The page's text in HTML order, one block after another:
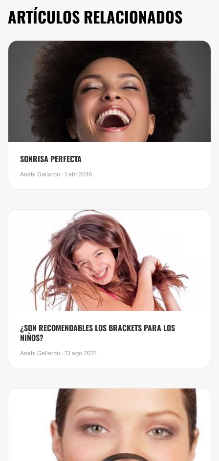
ARTÍCULOS RELACIONADOS
SONRISA PERFECTA
Anahí Gallardo · 1 abr 2016
¿SON RECOMENDABLES LOS BRACKETS PARA LOS
NIÑOS?
Anahí Gallardo · 13 ago 2021